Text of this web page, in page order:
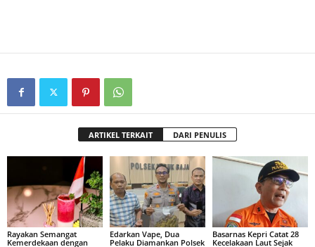
ARTIKEL TERKAIT DARI PENULIS
Rayakan Semangat
Kemerdekaan dengan
Edarkan Vape, Dua
Pelaku Diamankan Polsek
Basarnas Kepri Catat 28
Kecelakaan Laut Sejak